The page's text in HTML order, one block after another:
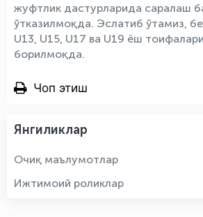
жуфтлик дастурларида саралаш
ўтказилмоқда. Эслатиб ўтамиз,
U13, U15, U17 ва U19 ёш
борилмоқда.
Чоп этиш
Янгиликлар
Очиқ маълумотлар
Ижтимоий роликлар